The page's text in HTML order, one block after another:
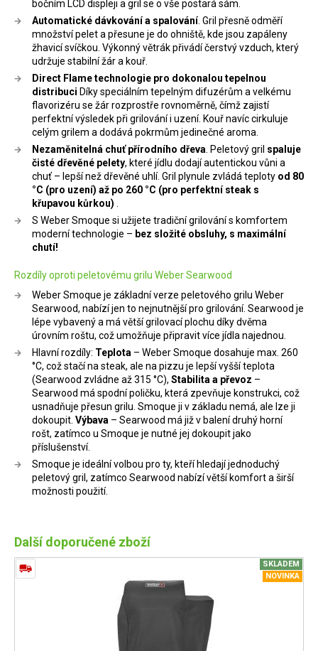
bočním LCD displeji a gril se o vše postará sám.
Automatické dávkování a spalování. Gril přesně odměří
množství pelet a přesune je do ohniště, kde jsou zapáleny
žhavicí svíčkou. Výkonný větrák přivádí čerstvý vzduch, který
udržuje stabilní žár a kouř.
Direct Flame technologie pro dokonalou tepelnou
distribuci Díky speciálním tepelným difuzérům a velkému
flavorizéru se žár rozprostře rovnoměrně, čímž zajistí
perfektní výsledek při grilování i uzení. Kouř navíc cirkuluje
celým grilem a dodává pokrmům jedinečné aroma.
Nezaměnitelná chuť přírodního dřeva . Peletový gril spaluje
čisté dřevěné pelety, které jídlu dodají autentickou vůni a
chuť – lepší než dřevěné uhlí. Gril plynule zvládá teploty od 80
°C (pro uzení) až po 260 °C (pro perfektní steak s
křupavou kůrkou)
S Weber Smoque si užijete tradiční grilování s komfortem
moderní technologie – bez složité obsluhy, s maximální
chutí!
Rozdíly oproti peletovému grilu Weber Searwood
Weber Smoque je základní verze peletového grilu Weber
Searwood, nabízí jen to nejnutnější pro grilování. Searwood je
lépe vybavený a má větší grilovací plochu díky dvěma
úrovním roštu, což umožňuje připravit více jídla najednou.
Hlavní rozdíly: Teplota – Weber Smoque dosahuje max. 260
°C, což stačí na steak, ale na pizzu je lepší vyšší teplota
(Searwood zvládne až 315 °C), Stabilita a převoz –
Searwood má spodní poličku, která zpevňuje konstrukci, což
usnadňuje přesun grilu. Smoque ji v základu nemá, ale lze ji
dokoupit. Výbava – Searwood má již v balení druhý horní
rošt, zatímco u Smoque je nutné jej dokoupit jako
příslušenství.
Smoque je ideální volbou pro ty, kteří hledají jednoduchý
peletový gril, zatímco Searwood nabízí větší komfort a širší
možnosti použití.
Další doporučené zboží
SKLADEM
NOVINKA